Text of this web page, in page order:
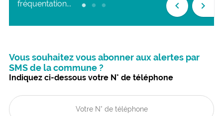
fréquentation... keyboard_arrow_left keyboard_arrow_right
Vous souhaitez vous abonner aux alertes par
SMS de la commune ?
Indiquez ci-dessous votre N° de téléphone